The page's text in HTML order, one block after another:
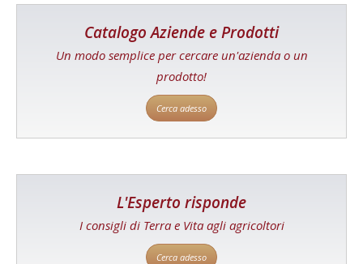
Catalogo Aziende e Prodotti
Un modo semplice per cercare un'azienda o un
prodotto!
Cerca adesso
L'Esperto risponde
I consigli di Terra e Vita agli agricoltori
Cerca adesso